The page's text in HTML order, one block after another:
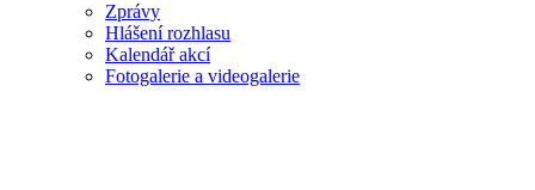
Zprávy
Hlášení rozhlasu
Kalendář akcí
Fotogalerie a videogalerie